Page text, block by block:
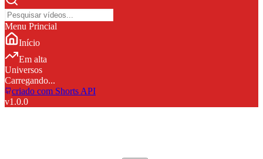
Menu Princial
Início
Em alta
Universos
Carregando...
criado com Shorts API
v1.0.0